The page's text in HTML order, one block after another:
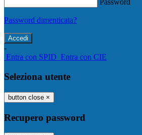
Password
Password dimenticata?
-
Entra con SPID Entra con CIE
Seleziona utente
button close ×
Recupero password